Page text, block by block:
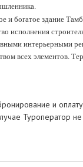
и богатое здание
исполнения
интерьерными
всех элементов.
и
Туроператор